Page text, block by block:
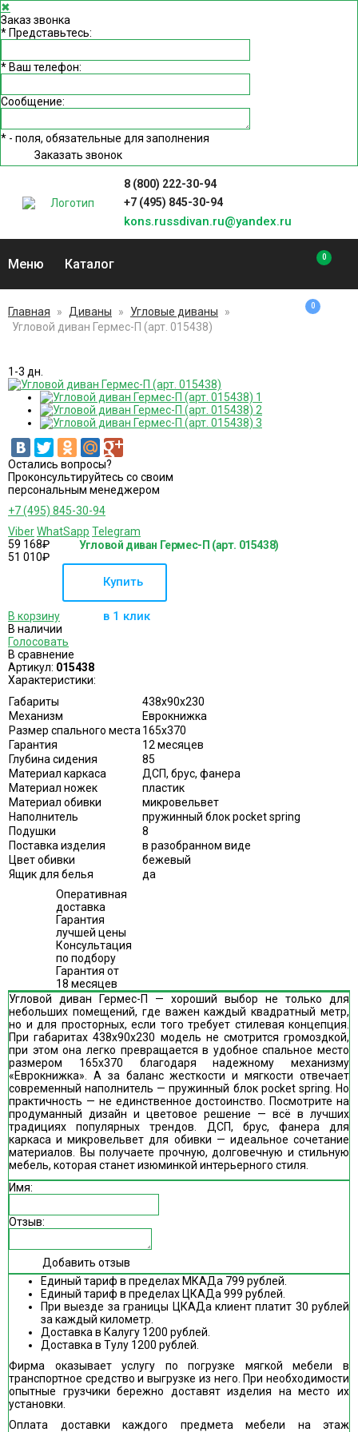
✖
Заказ звонка
* Представьтесь:
* Ваш телефон:
Сообщение:
* - поля, обязательные для заполнения
Заказать звонок
8 (800) 222-30-94
+7 (495) 845-30-94
kons.russdivan.ru@yandex.ru
Меню Каталог 0
0
Главная » Диваны » Угловые диваны
»
Угловой диван Гермес-П (арт. 015438)
1-3 дн.
Остались вопросы?
Проконсультируйтесь со своим
персональным менеджером
+7 (495) 845-30-94
ViberWhatSapp Telegram
Угловой диван Гермес-П (арт. 015438)
59 168₽
51 010₽
В корзину
Купить
в 1 клик
В наличии
Голосовать
В сравнение
Артикул: 015438
Характеристики:
Габариты
438х90х230
Механизм
Еврокнижка
Размер спального места 165х370
Гарантия
12 месяцев
Глубина сидения
85
Материал каркаса
ДСП, брус, фанера
Материал ножек
пластик
Материал обивки
микровельвет
Наполнитель
пружинный блок pocket spring
Подушки
8
Поставка изделия
в разобранном виде
Цвет обивки
бежевый
Ящик для белья
да
Оперативная
доставка
Гарантия
лучшей цены
Консультация
по подбору
Гарантия от
18 месяцев
Угловой диван Гермес-П — хороший выбор не только для
небольших помещений, где важен каждый квадратный метр,
но и для просторных, если того требует стилевая концепция.
При габаритах 438х90х230 модель не смотрится громоздкой,
при этом она легко превращается в удобное спальное место
размером 165х370 благодаря надежному механизму
«Еврокнижка». А за баланс жесткости и мягкости отвечает
современный наполнитель — пружинный блок pocket spring. Но
практичность — не единственное достоинство. Посмотрите на
продуманный дизайн и цветовое решение — всё в лучших
традициях популярных трендов. ДСП, брус, фанера для
каркаса и микровельвет для обивки — идеальное сочетание
материалов. Вы получаете прочную, долговечную и стильную
мебель, которая станет изюминкой интерьерного стиля.
Имя:
Отзыв:
Добавить отзыв
Единый тариф в пределах МКАДа 799 рублей.
Единый тариф в пределах ЦКАДа 999 рублей.
При выезде за границы ЦКАДа клиент платит 30 рублей
за каждый километр.
Доставка в Калугу 1200 рублей.
Доставка в Тулу 1200 рублей.
Фирма оказывает услугу по погрузке мягкой мебели в
транспортное средство и выгрузке из него. При необходимости
опытные грузчики бережно доставят изделия на место их
установки.
Оплата доставки каждого предмета мебели на этаж